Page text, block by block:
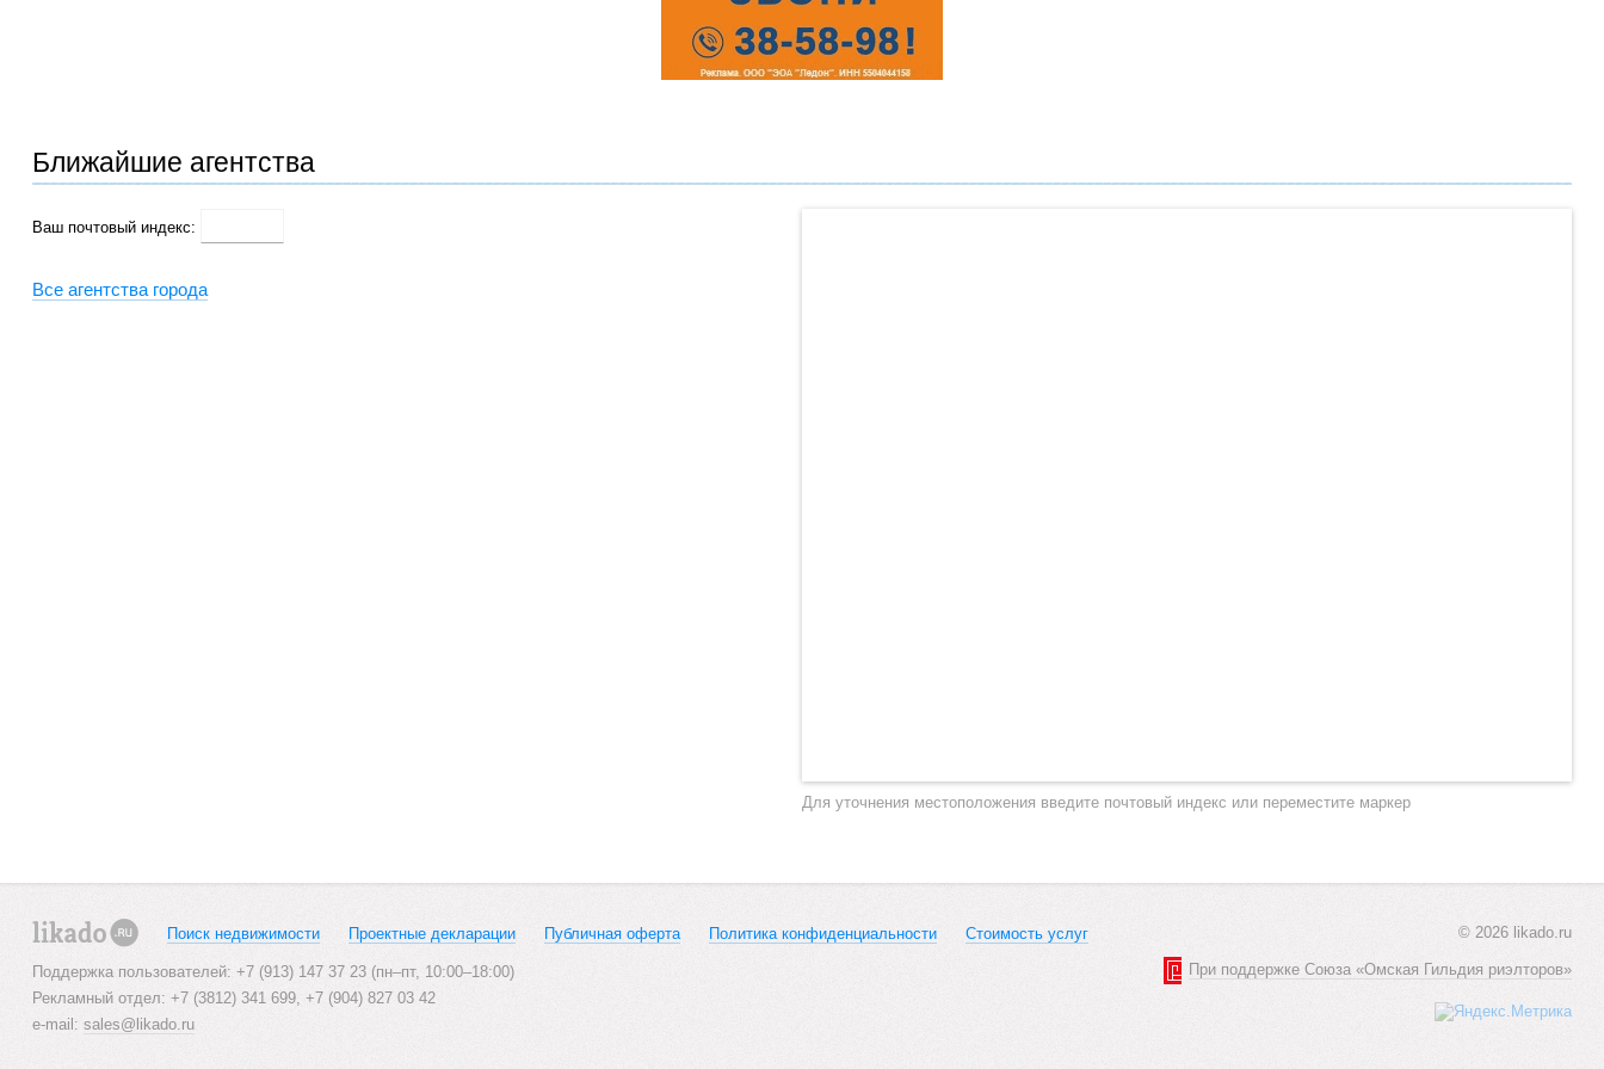
Ближайшие агентства
Ваш почтовый индекс:
Все агентства города
Для уточнения местоположения введите почтовый индекс или переместите маркер
Поиск недвижимости Проектные декларации Публичная оферта Политика конфиденциальности Стоимость услуг
Поддержка пользователей: +7 (913) 147 37 23 (пн–пт, 10:00–18:00)
Рекламный отдел: +7 (3812) 341 699, +7 (904) 827 03 42
e-mail: sales@likado.ru
© 2026 likado.ru
При поддержке Союза «Омская Гильдия риэлторов»